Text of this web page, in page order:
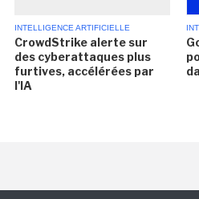
INTELLIGENCE ARTIFICIELLE
CrowdStrike alerte sur
des cyberattaques plus
furtives, accélérées par
l'IA